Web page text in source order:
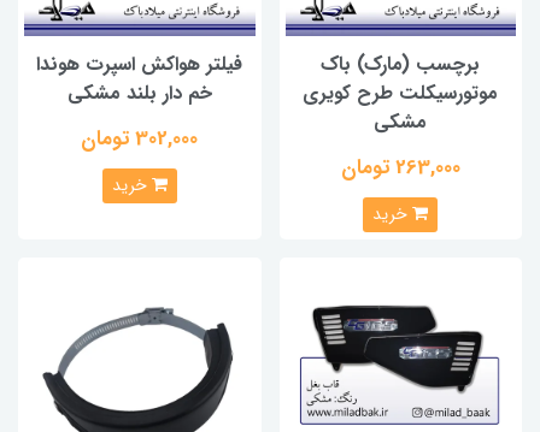
برچسب (مارک) باک
موتورسیکلت طرح کویری
مشکی
263,000 تومان
خرید
فیلتر هواکش اسپرت هوندا
خم دار بلند مشکی
302,000 تومان
خرید